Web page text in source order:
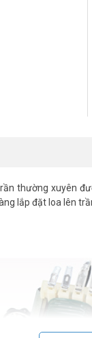
thường xuyên
lắp đặt loa lên